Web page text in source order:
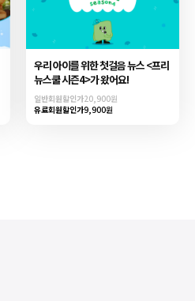
우리 아이를 위한 첫걸음 뉴스 <프리
뉴스쿨 시즌4>가 왔어요!
일반회원할인가20,900원
유료회원할인가9,900원